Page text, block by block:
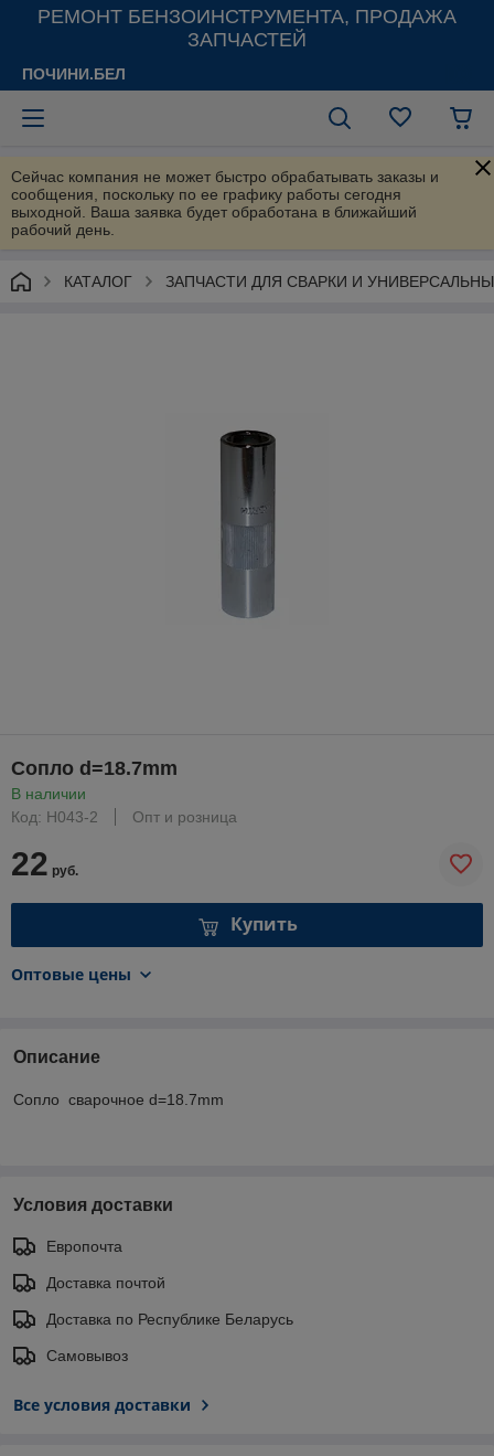
РЕМОНТ БЕНЗОИНСТРУМЕНТА, ПРОДАЖА
ЗАПЧАСТЕЙ
ПОЧИНИ.БЕЛ
Сейчас компания не может быстро обрабатывать заказы и
сообщения, поскольку по ее графику работы сегодня
выходной. Ваша заявка будет обработана в ближайший
рабочий день.
КАТАЛОГ ЗАПЧАСТИ ДЛЯ СВАРКИ И
Сопло d=18.7mm
В наличии
Код: Н043-2
Опт и розница
22 руб.
Купить
Оптовые цены
Описание
Сопло сварочное d=18.7mm
Условия доставки
Европочта
Доставка почтой
Доставка по Республике Беларусь
Самовывоз
Все условия доставки